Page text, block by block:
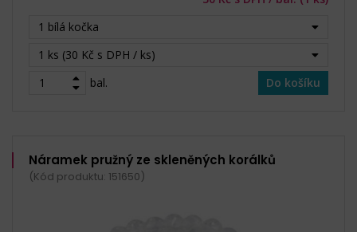
1 bílá kočka
1 ks (30 Kč s DPH / ks)
bal.
Do košíku
Náramek pružný ze skleněných korálků
(Kód produktu: 151650)